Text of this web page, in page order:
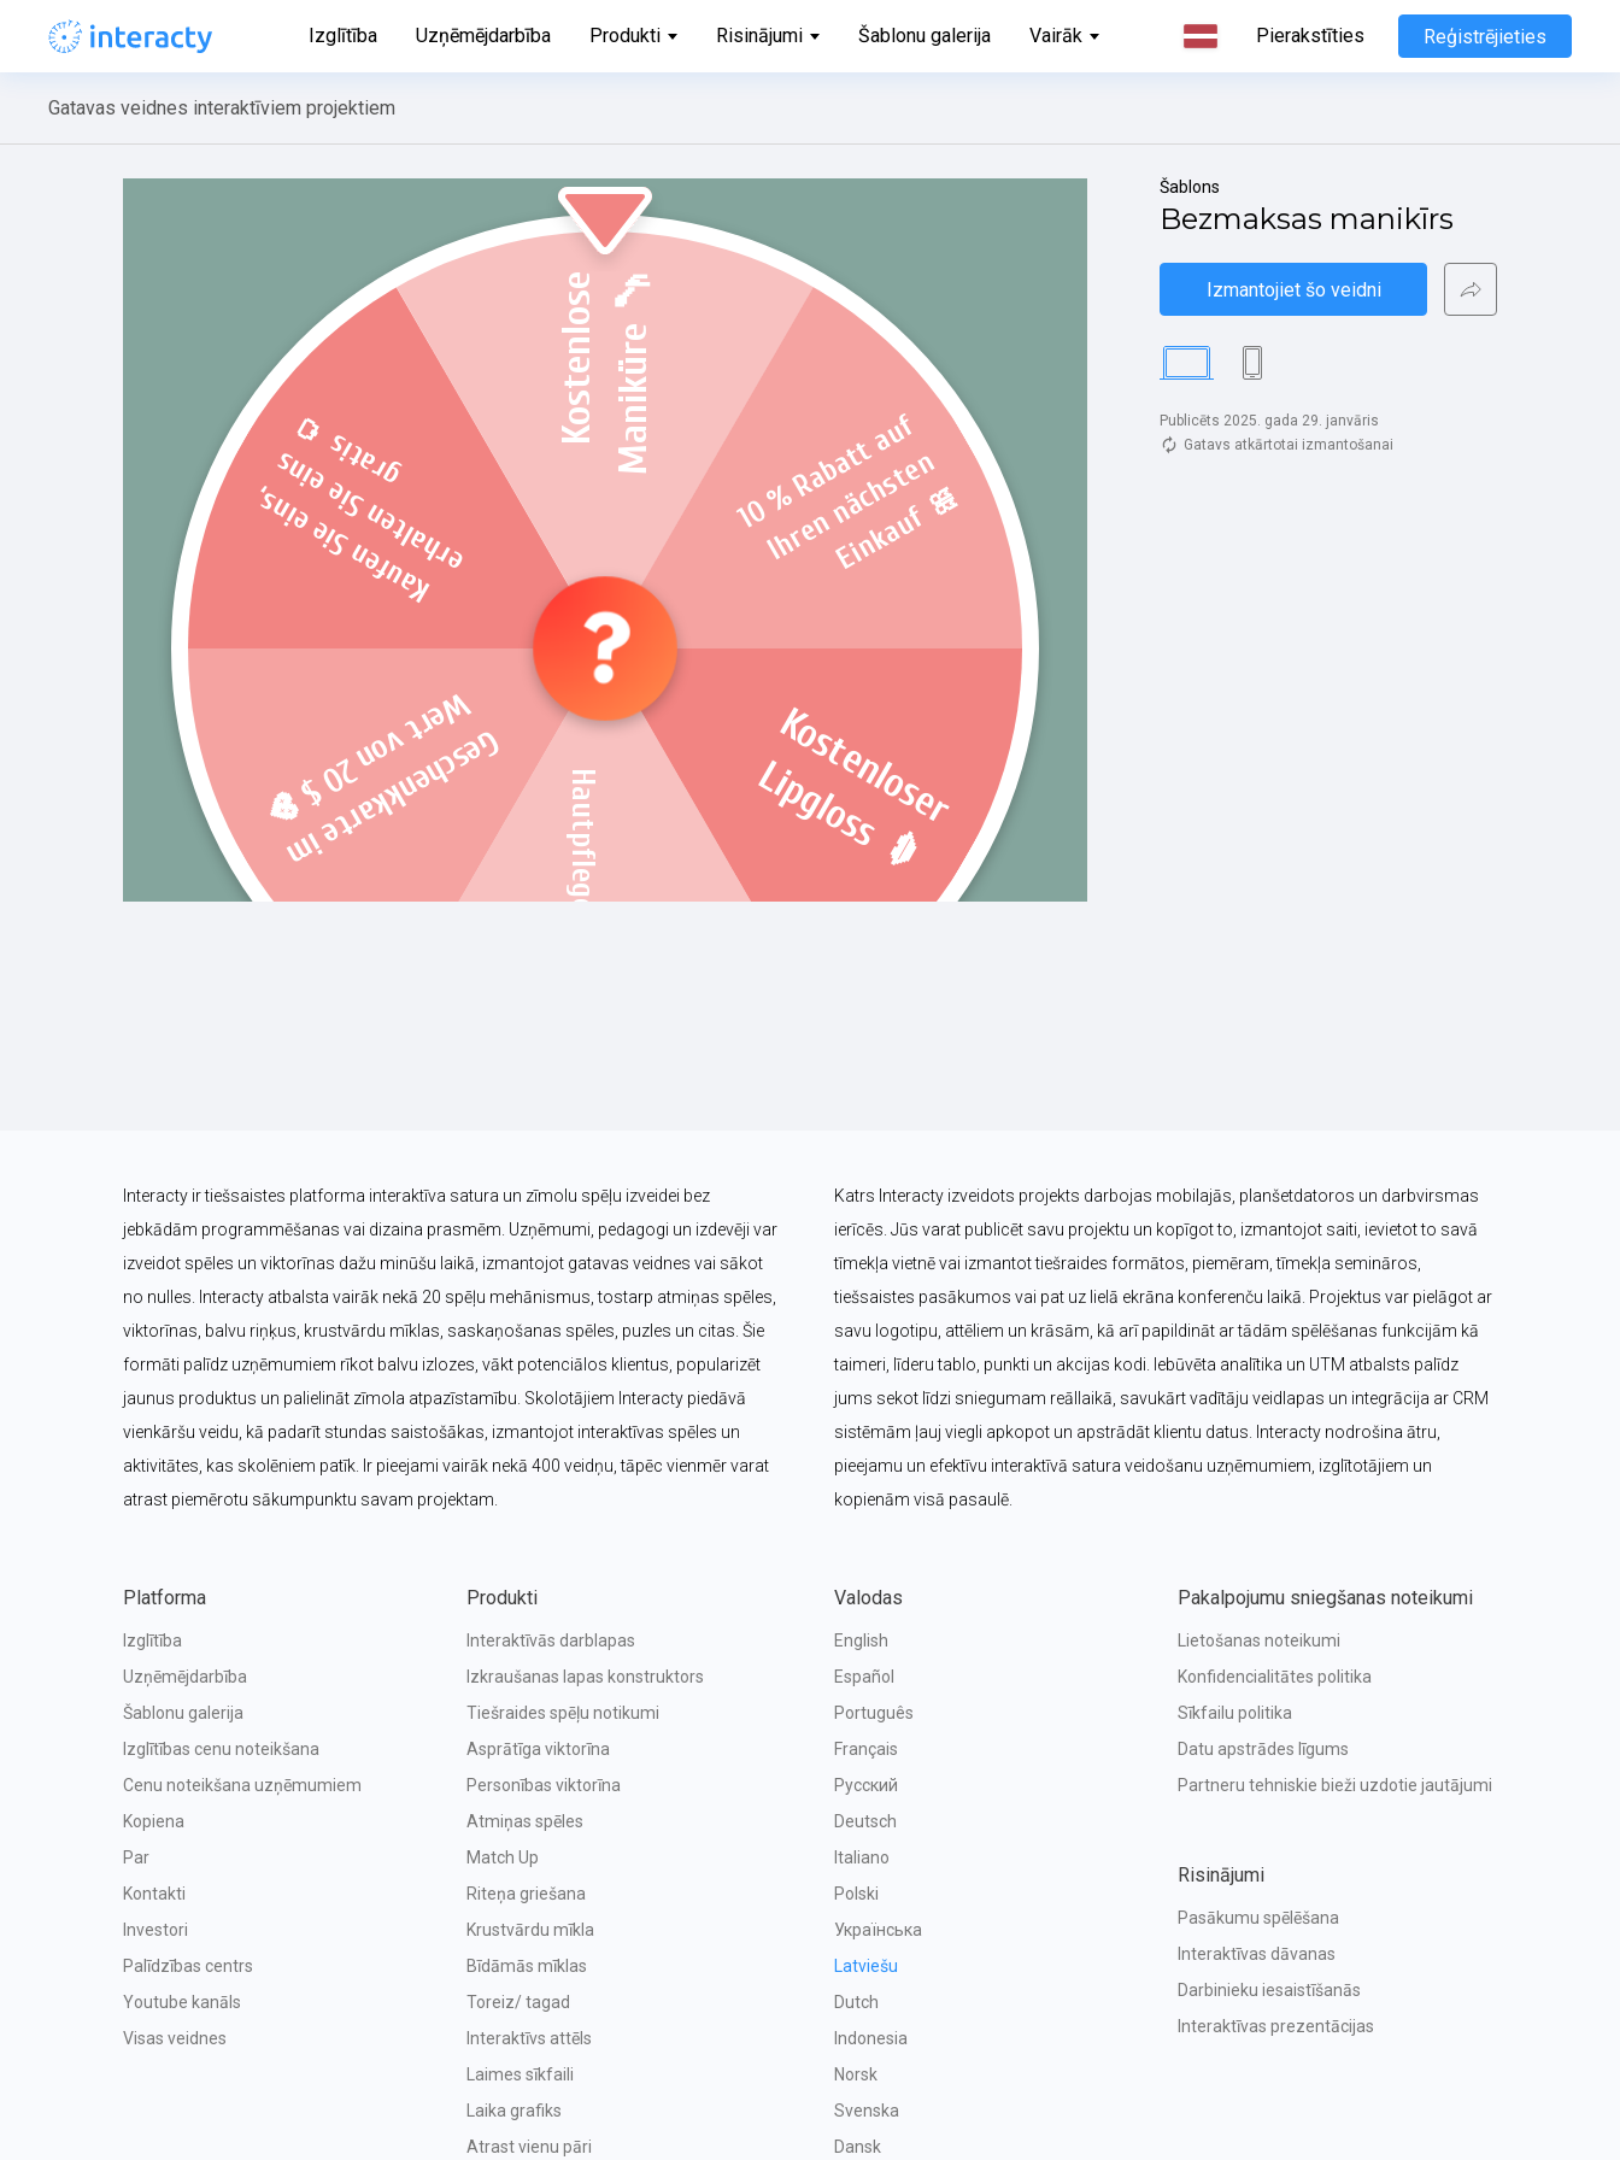
Izglītība Uzņēmējdarbība Produkti Risinājumi Šablonu galerija Vairāk Pierakstīties Reģistrējieties
Gatavas veidnes interaktīviem projektiem
Šablons
Bezmaksas manikīrs
Izmantojiet šo veidni
Publicēts 2025. gada 29. janvāris
Gatavs atkārtotai izmantošanai
Interacty ir tiešsaistes platforma interaktīva satura un zīmolu spēļu izveidei bez
jebkādām programmēšanas vai dizaina prasmēm. Uzņēmumi, pedagogi un izdevēji var
izveidot spēles un viktorīnas dažu minūšu laikā, izmantojot gatavas veidnes vai sākot
no nulles. Interacty atbalsta vairāk nekā 20 spēļu mehānismus, tostarp atmiņas spēles,
viktorīnas, balvu riņķus, krustvārdu mīklas, saskaņošanas spēles, puzles un citas. Šie
formāti palīdz uzņēmumiem rīkot balvu izlozes, vākt potenciālos klientus, popularizēt
jaunus produktus un palielināt zīmola atpazīstamību. Skolotājiem Interacty piedāvā
vienkāršu veidu, kā padarīt stundas saistošākas, izmantojot interaktīvas spēles un
aktivitātes, kas skolēniem patīk. Ir pieejami vairāk nekā 400 veidņu, tāpēc vienmēr varat
atrast piemērotu sākumpunktu savam projektam.
Katrs Interacty izveidots projekts darbojas mobilajās, planšetdatoros un darbvirsmas
ierīcēs. Jūs varat publicēt savu projektu un kopīgot to, izmantojot saiti, ievietot to savā
tīmekļa vietnē vai izmantot tiešraides formātos, piemēram, tīmekļa semināros,
tiešsaistes pasākumos vai pat uz lielā ekrāna konferenču laikā. Projektus var pielāgot ar
savu logotipu, attēliem un krāsām, kā arī papildināt ar tādām spēlēšanas funkcijām kā
taimeri, līderu tablo, punkti un akcijas kodi. Iebūvēta analītika un UTM atbalsts palīdz
jums sekot līdzi sniegumam reāllaikā, savukārt vadītāju veidlapas un integrācija ar CRM
sistēmām ļauj viegli apkopot un apstrādāt klientu datus. Interacty nodrošina ātru,
pieejamu un efektīvu interaktīvā satura veidošanu uzņēmumiem, izglītotājiem un
kopienām visā pasaulē.
Platforma
Izglītība
Uzņēmējdarbība
Šablonu galerija
Izglītības cenu noteikšana
Cenu noteikšana uzņēmumiem
Kopiena
Par
Kontakti
Investori
Palīdzības centrs
Youtube kanāls
Visas veidnes
Produkti
Interaktīvās darblapas
Izkraušanas lapas konstruktors
Tiešraides spēļu notikumi
Asprātīga viktorīna
Personības viktorīna
Atmiņas spēles
Match Up
Riteņa griešana
Krustvārdu mīkla
Bīdāmās mīklas
Toreiz/ tagad
Interaktīvs attēls
Laimes sīkfaili
Laika grafiks
Atrast vienu pāri
Valodas
English
Español
Português
Français
Русский
Deutsch
Italiano
Polski
Українська
Latviešu
Dutch
Indonesia
Norsk
Svenska
Dansk
Pakalpojumu sniegšanas noteikumi
Lietošanas noteikumi
Konfidencialitātes politika
Sīkfailu politika
Datu apstrādes līgums
Partneru tehniskie bieži uzdotie jautājumi
Risinājumi
Pasākumu spēlēšana
Interaktīvas dāvanas
Darbinieku iesaistīšanās
Interaktīvas prezentācijas